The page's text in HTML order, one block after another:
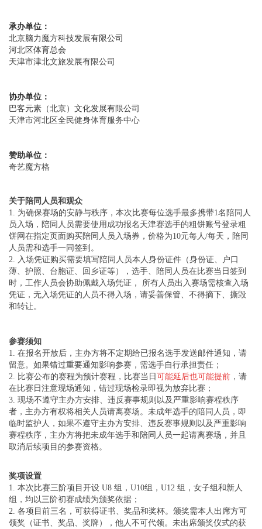
承办单位：
北京脑力魔方科技发展有限公司
河北区体育总会
天津市津北文旅发展有限公司
协办单位：
巴客元素（北京）文化发展有限公司
天津市河北区全民健身体育服务中心
赞助单位：
奇艺魔方格
关于陪同人员和观众
1. 为确保赛场的安静与秩序，本次比赛每位选手最多携带1名陪同人
员入场，陪同人员需要使用成功报名天津赛选手的粗饼账号登录粗
饼网在指定页面购买陪同人员入场券，价格为10元每人/每天，陪同
人员需和选手一同签到。
2. 入场凭证购买需要填写陪同人员本人身份证件（身份证、户口
薄、护照、台胞证、回乡证等），选手、陪同人员在比赛当日签到
时，工作人员会协助佩戴入场凭证， 所有人员出入赛场需核查入场
凭证，无入场凭证的人员不得入场，请妥善保管、不得摘下、撕毁
和转让。
参赛须知
1. 在报名开放后，主办方将不定期给已报名选手发送邮件通知，请
留意。如果错过重要通知影响参赛，需选手自行承担责任；
2. 比赛公布的赛程为预计赛程，比赛当日 可能延后也可能提前 ，请
在比赛日注意现场通知，错过现场检录即视为放弃比赛；
3. 现场不遵守主办方安排、违反赛事规则以及严重影响赛程秩序
者，主办方有权将相关人员请离赛场。未成年选手的陪同人员，即
临时监护人，如果不遵守主办方安排、违反赛事规则以及严重影响
赛程秩序，主办方将把未成年选手和陪同人员一起请离赛场，并且
取消后续项目的参赛资格。
奖项设置
1. 本次比赛三阶项目开设 U8 组，U10组，U12 组，女子组和新人
组，均以三阶初赛成绩为颁奖依据；
2. 各项目前三名，可获得证书、奖品和奖杯。颁奖需本人出席方可
领奖（证书、奖品、奖牌），他人不可代领。未出席颁奖仪式的获